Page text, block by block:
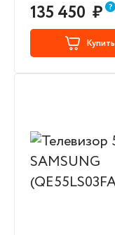
135 450 ₽
Купить